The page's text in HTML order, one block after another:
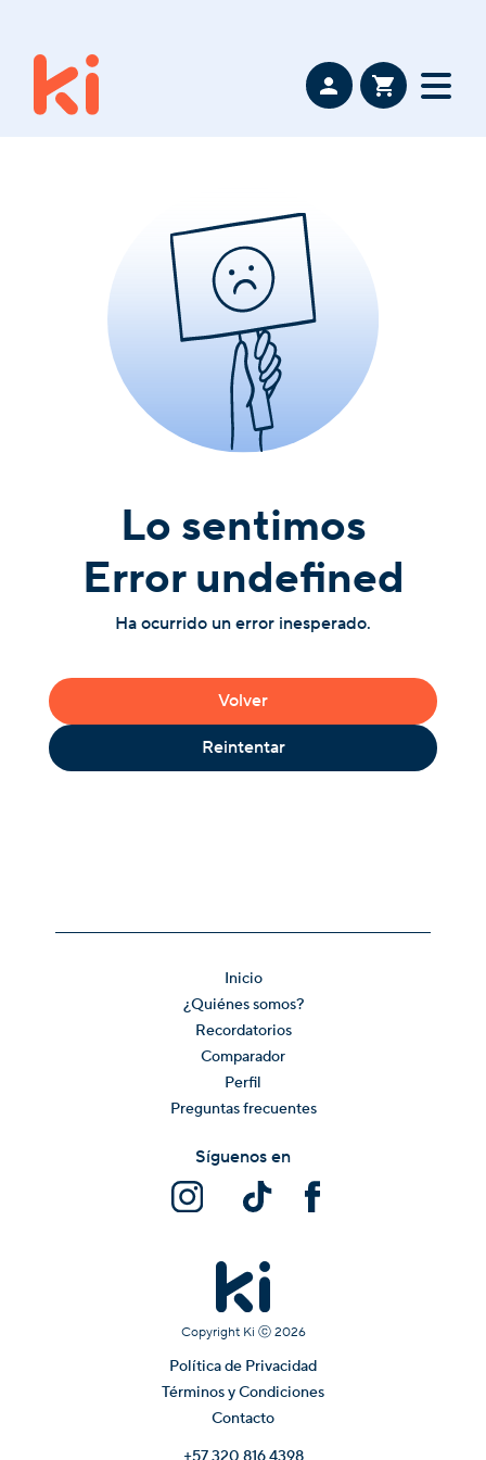
Lo sentimos
Error undefined
Ha ocurrido un error inesperado.
Volver
Reintentar
Inicio
¿Quiénes somos?
Recordatorios
Comparador
Perfil
Preguntas frecuentes
Copyright Ki ⓒ 2026
Política de Privacidad
Términos y Condiciones
Contacto
Síguenos en